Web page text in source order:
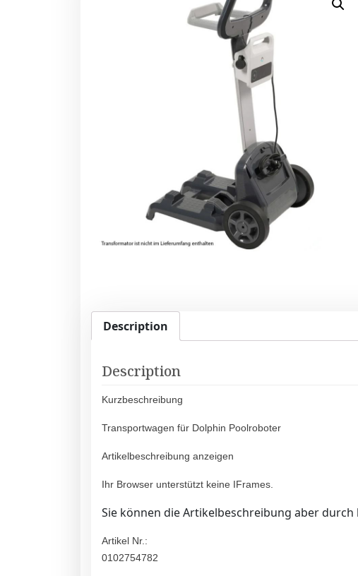
Description
Description
Kurzbeschreibung
Transportwagen für Dolphin Poolroboter
Artikelbeschreibung anzeigen
Ihr Browser unterstützt keine IFrames.
Sie können die Artikelbeschreibung aber
Artikel Nr.:
0102754782